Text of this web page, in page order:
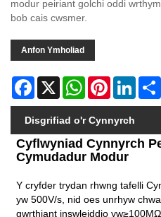
modur peiriant golchi oddi
bob cais cwsmer.
Anfon Ymholiad
Facebook
X WhatsAppPinterest
Disgrifiad o'r Cynnyrch
Cyflwyniad Cynnyrch
Cymudadur Modur
Y cryfder trydan rhwng tafelli
yw 500V/s, nid oes unrhyw
gwrthiant inswleiddio